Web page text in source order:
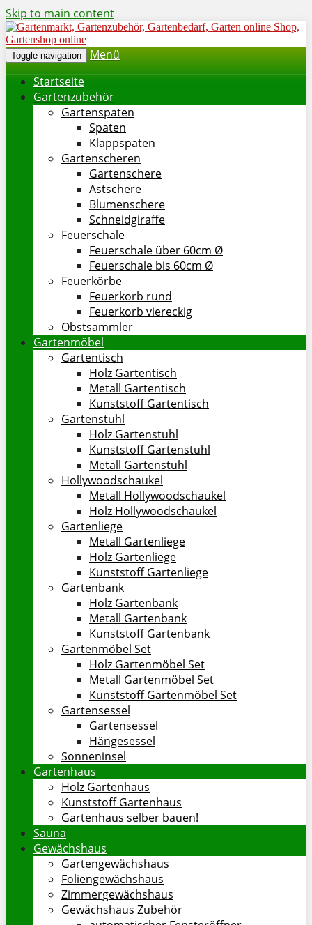
Skip to main content
Toggle navigation
Menü
Startseite
Gartenzubehör
Gartenspaten
Spaten
Klappspaten
Gartenscheren
Gartenschere
Astschere
Blumenschere
Schneidgiraffe
Feuerschale
Feuerschale über 60cm Ø
Feuerschale bis 60cm Ø
Feuerkörbe
Feuerkorb rund
Feuerkorb viereckig
Obstsammler
Gartenmöbel
Gartentisch
Holz Gartentisch
Metall Gartentisch
Kunststoff Gartentisch
Gartenstuhl
Holz Gartenstuhl
Kunststoff Gartenstuhl
Metall Gartenstuhl
Hollywoodschaukel
Metall Hollywoodschaukel
Holz Hollywoodschaukel
Gartenliege
Metall Gartenliege
Holz Gartenliege
Kunststoff Gartenliege
Gartenbank
Holz Gartenbank
Metall Gartenbank
Kunststoff Gartenbank
Gartenmöbel Set
Holz Gartenmöbel Set
Metall Gartenmöbel Set
Kunststoff Gartenmöbel Set
Gartensessel
Gartensessel
Hängesessel
Sonneninsel
Gartenhaus
Holz Gartenhaus
Kunststoff Gartenhaus
Gartenhaus selber bauen!
Sauna
Gewächshaus
Gartengewächshaus
Foliengewächshaus
Zimmergewächshaus
Gewächshaus Zubehör